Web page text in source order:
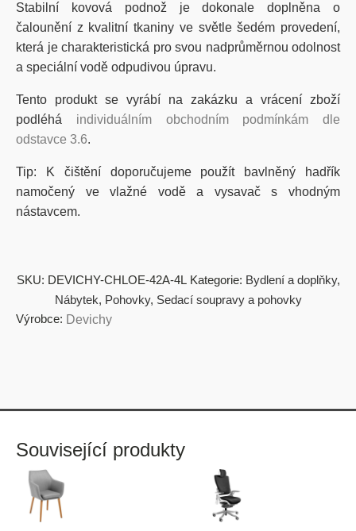
Stabilní kovová podnož je dokonale doplněna o
čalounění z kvalitní tkaniny ve světle šedém provedení,
která je charakteristická pro svou nadprůměrnou odolnost
a speciální vodě odpudivou úpravu.
Tento produkt se vyrábí na zakázku a vrácení zboží
podléhá individuálním obchodním podmínkám dle
odstavce 3.6.
Tip: K čištění doporučujeme použít bavlněný hadřík
namočený ve vlažné vodě a vysavač s vhodným
nástavcem.
SKU: DEVICHY-CHLOE-42A-4L Kategorie: Bydlení a doplňky,
Nábytek, Pohovky, Sedací soupravy a pohovky
Výrobce: Devichy
Související produkty